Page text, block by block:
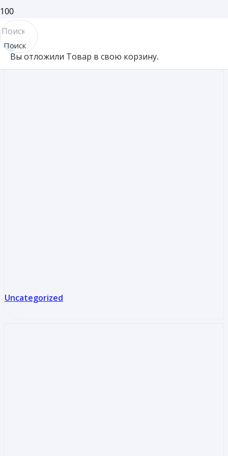
Поиск
товара
Вы отложили Товар в свою корзину.
500
Uncategorized